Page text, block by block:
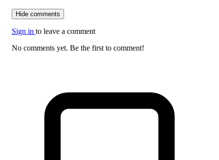
Hide comments
Sign in to leave a comment
No comments yet. Be the first to comment!